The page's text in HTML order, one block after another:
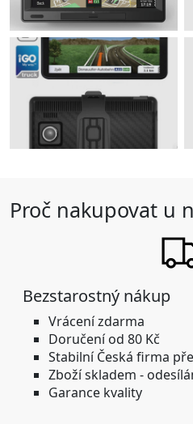
Proč nakupovat u
Bezstarostný nákup
Vrácení zdarma
Doručení od 80 Kč
StabilníČeská firma
Zboží skladem -
Garance kvality